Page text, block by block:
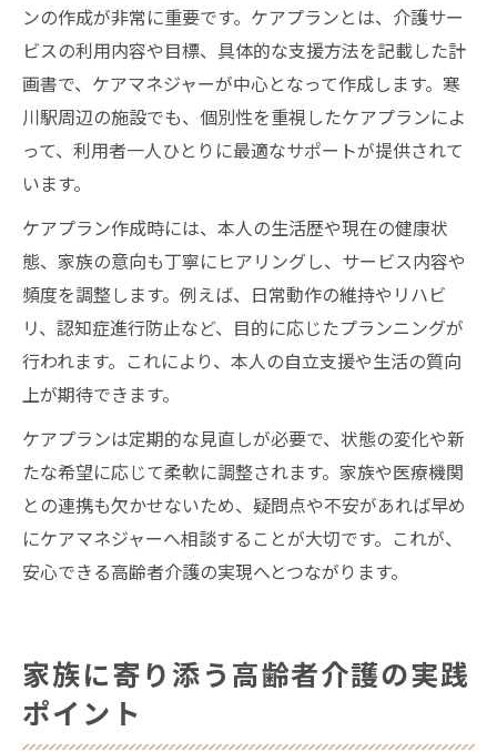
ンの作成が非常に重要です。ケアプランとは、介護サー
ビスの利用内容や目標、具体的な支援方法を記載した計
画書で、ケアマネジャーが中心となって作成します。寒
川駅周辺の施設でも、個別性を重視したケアプランによ
って、利用者一人ひとりに最適なサポートが提供されて
います。
ケアプラン作成時には、本人の生活歴や現在の健康状
態、家族の意向も丁寧にヒアリングし、サービス内容や
頻度を調整します。例えば、日常動作の維持やリハビ
リ、認知症進行防止など、目的に応じたプランニングが
行われます。これにより、本人の自立支援や生活の質向
上が期待できます。
ケアプランは定期的な見直しが必要で、状態の変化や新
たな希望に応じて柔軟に調整されます。家族や医療機関
との連携も欠かせないため、疑問点や不安があれば早め
にケアマネジャーへ相談することが大切です。これが、
安心できる高齢者介護の実現へとつながります。
家族に寄り添う高齢者介護の実践
ポイント